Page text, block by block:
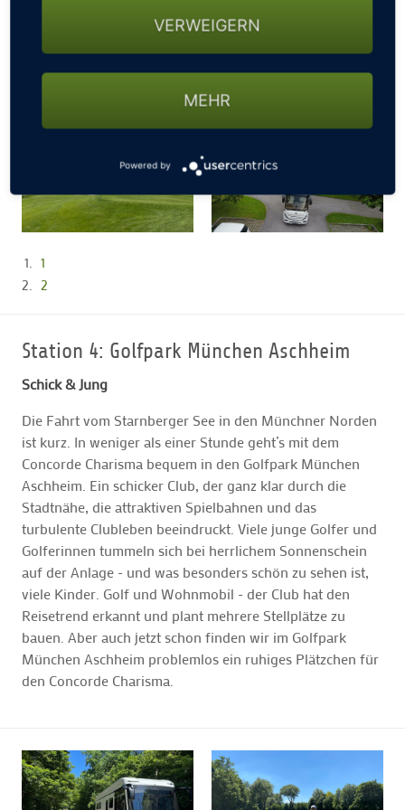
1
2
Station 4: Golfpark München Aschheim
Schick & Jung
Die Fahrt vom Starnberger See in den Münchner Norden
ist kurz. In weniger als einer Stunde geht’s mit dem
Concorde Charisma bequem in den Golfpark München
Aschheim. Ein schicker Club, der ganz klar durch die
Stadtnähe, die attraktiven Spielbahnen und das
turbulente Clubleben beeindruckt. Viele junge Golfer und
Golferinnen tummeln sich bei herrlichem Sonnenschein
auf der Anlage - und was besonders schön zu sehen ist,
viele Kinder. Golf und Wohnmobil - der Club hat den
Reisetrend erkannt und plant mehrere Stellplätze zu
bauen. Aber auch jetzt schon finden wir im Golfpark
München Aschheim problemlos ein ruhiges Plätzchen für
den Concorde Charisma.
VERWEIGERN
MEHR
Powered by